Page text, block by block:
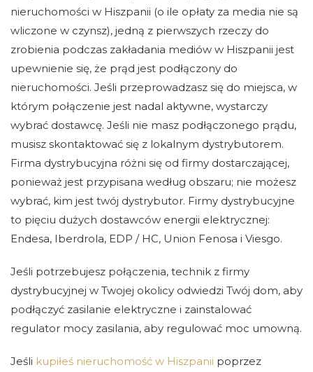
nieruchomości w Hiszpanii (o ile opłaty za media nie są
wliczone w czynsz), jedną z pierwszych rzeczy do
zrobienia podczas zakładania mediów w Hiszpanii jest
upewnienie się, że prąd jest podłączony do
nieruchomości. Jeśli przeprowadzasz się do miejsca, w
którym połączenie jest nadal aktywne, wystarczy
wybrać dostawcę. Jeśli nie masz podłączonego prądu,
musisz skontaktować się z lokalnym dystrybutorem.
Firma dystrybucyjna różni się od firmy dostarczającej,
ponieważ jest przypisana według obszaru; nie możesz
wybrać, kim jest twój dystrybutor. Firmy dystrybucyjne
to pięciu dużych dostawców energii elektrycznej:
Endesa, Iberdrola, EDP / HC, Union Fenosa i Viesgo.
Jeśli potrzebujesz połączenia, technik z firmy
dystrybucyjnej w Twojej okolicy odwiedzi Twój dom, aby
podłączyć zasilanie elektryczne i zainstalować
regulator mocy zasilania, aby regulować moc umowną.
Jeśli kupiłeś nieruchomość w Hiszpanii poprzez